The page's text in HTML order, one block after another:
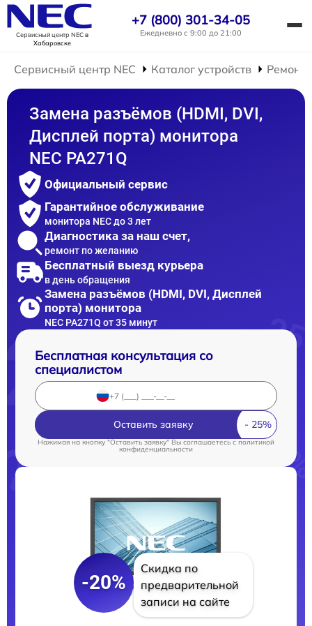
Сервисный центр NECв
Хабаровске
+7 (800) 301-34-05
Ежедневно с 9:00 до 21:00
Сервисный центр NEC Каталог устройств Ремонт
Замена разъёмов (HDMI, DVI,
Дисплей порта) монитора
NEC PA271Q
Официальный сервис
Гарантийное обслуживание
монитора NEC до 3 лет
Диагностика за наш счет,
ремонт по желанию
Бесплатный выезд курьера
в день обращения
Замена разъёмов (HDMI, DVI, Дисплей
порта) монитора
NEC PA271Q от 35 минут
Бесплатная консультация со
специалистом
Оставить заявку
Нажимая на кнопку "Оставить заявку" Вы соглашаетесь cполитикой
конфиденциальности
-20%
Скидка по
предварительной
записи на сайте